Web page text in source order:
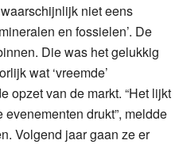
niet eens
en fossielen’. De
Die was het gelukkig
wat ‘vreemde’
opzet van de markt. “Het lijkt
drukt”, meldde
Volgend jaar gaan ze er